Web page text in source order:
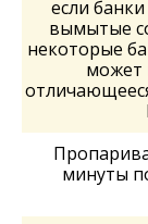
если
вымытые
некоторые
может
минуты